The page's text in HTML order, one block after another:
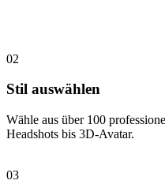
02
Stil auswählen
Wähle aus über 100
Headshots bis 3D-Avatar.
03